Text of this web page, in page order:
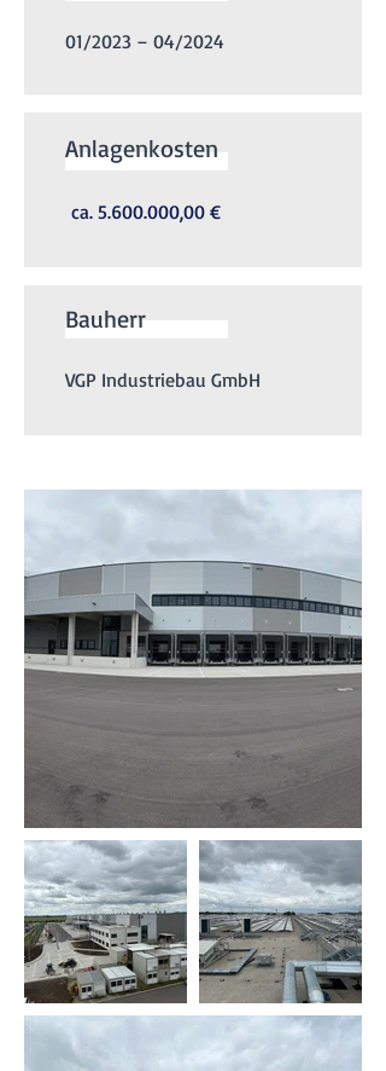
01/2023 – 04/2024
Anlagenkosten
ca. 5.600.000,00 €
Bauherr
VGP Industriebau GmbH​